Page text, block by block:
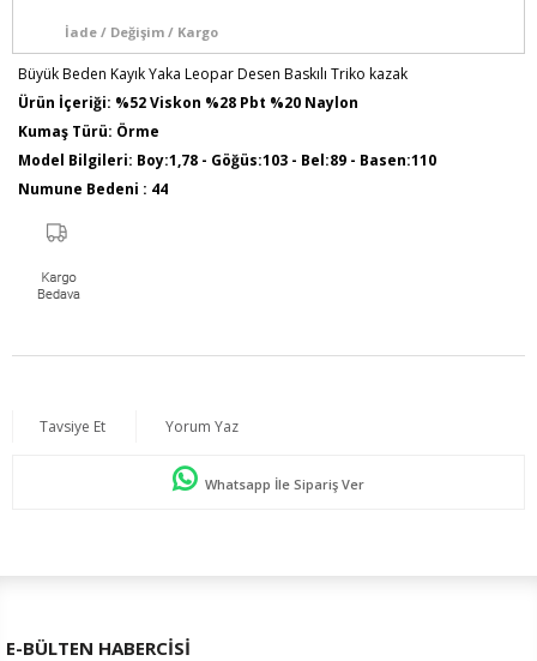
İade / Değişim / Kargo
Büyük Beden Kayık Yaka Leopar Desen Baskılı Triko kazak
Ürün İçeriği: %52 Viskon %28 Pbt %20 Naylon
Kumaş Türü: Örme
Model Bilgileri: Boy:1,78 - Göğüs:103 - Bel:89 - Basen:110
Numune Bedeni : 44
Tavsiye Et Yorum Yaz
Whatsapp İle Sipariş Ver
E-BÜLTEN HABERCİSİ